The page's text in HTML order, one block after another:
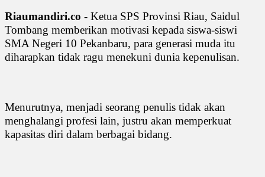
Riaumandiri.co - Ketua SPS Provinsi Riau, Saidul
Tombang memberikan motivasi kepada siswa-siswi
SMA Negeri 10 Pekanbaru, para generasi muda itu
diharapkan tidak ragu menekuni dunia kepenulisan.
Menurutnya, menjadi seorang penulis tidak akan
menghalangi profesi lain, justru akan memperkuat
kapasitas diri dalam berbagai bidang.